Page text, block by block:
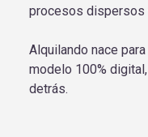
procesos dispersos
Alquilando nace
modelo 100%
detrás.